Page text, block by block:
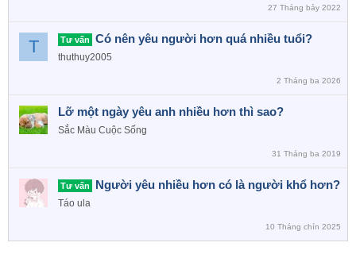
27 Tháng bảy 2022
T Tư vấn Có nên yêu người hơn quá nhiều tuổi?
thuthuy2005
2 Tháng ba 2026
Lỡ một ngày yêu anh nhiều hơn thì sao?
Sắc Màu Cuộc Sống
31 Tháng ba 2019
Tư vấn Người yêu nhiều hơn có là người khổ hơn?
Táo ula
10 Tháng chín 2025